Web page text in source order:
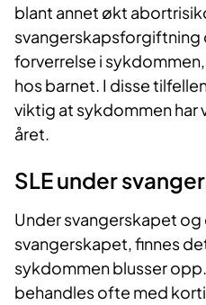
blant annet økt
svangerskapsforgiftning
forverrelse i
hos barnet. I disse
viktig at sykdommen
året.
SLE under
Under svangerskapet
svangerskapet, finnes
sykdommen blusser
behandles ofte med